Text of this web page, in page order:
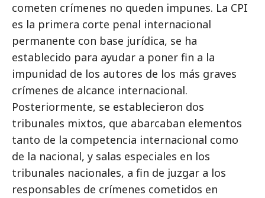
cometen crímenes no queden impunes. La CPI
es la primera corte penal internacional
permanente con base jurídica, se ha
establecido para ayudar a poner fin a la
impunidad de los autores de los más graves
crímenes de alcance internacional.
Posteriormente, se establecieron dos
tribunales mixtos, que abarcaban elementos
tanto de la competencia internacional como
de la nacional, y salas especiales en los
tribunales nacionales, a fin de juzgar a los
responsables de crímenes cometidos en